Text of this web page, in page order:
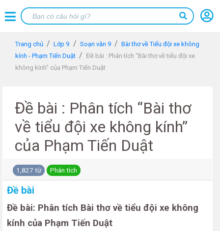
Trang chủ Lớp 9 Soạn văn 9
Bài thơ về Tiểu đội xe không
kính - Phạm Tiến Duật
Đề bài : Phân tích “Bài thơ về tiểu đội xe
không kính” của Phạm Tiến Duật
Đề bài : Phân tích “Bài thơ
về tiểu đội xe không kính”
của Phạm Tiến Duật
1,827 từ Phân tích
Đề bài
Đề bài: Phân tích Bài thơ về tiểu đội xe không
kính của Phạm Tiến Duật